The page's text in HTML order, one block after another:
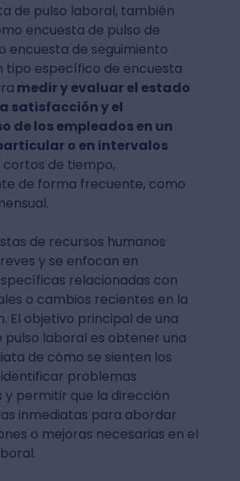
de pulso laboral, también
encuesta de pulso de
encuesta de seguimiento
tipo específico de encuesta
medir y evaluar el estado
satisfacción y el
de los empleados en un
o en intervalos
cortos de tiempo,
de forma frecuente, como
de recursos humanos
y se enfocan en
relacionadas con
o cambios recientes en la
El objetivo principal de una
pulso laboral es obtener una
de cómo se sienten los
problemas
permitir que la dirección
inmediatas para abordar
o mejoras necesarias en el